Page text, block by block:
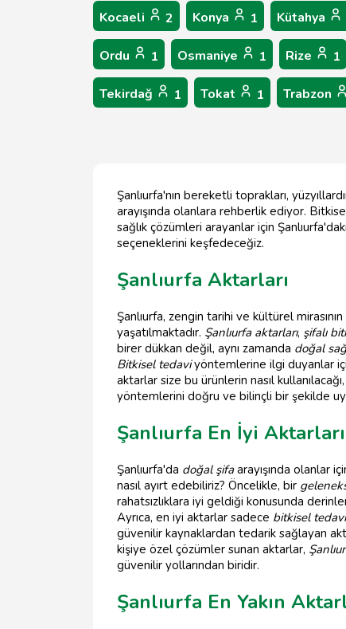
Kocaeli 2 Konya 1 Kütahya
Ordu 1 Osmaniye 1 Rize 1
Tekirdağ 1 Tokat 1 Trabzon
Şanlıurfa'nın bereketli toprakları,
arayışında olanlara rehberlik ediyor.
sağlık çözümleri arayanlar için
seçeneklerini keşfedeceğiz.
Şanlıurfa Aktarları
Şanlıurfa, zengin tarihi ve kültürel mirasının
yaşatılmaktadır. Şanlıurfa aktarları, şifalı
birer dükkan değil, aynı zamanda doğal
Bitkisel tedaviyöntemlerine ilgi duyanlar
aktarlar size bu ürünlerin nasıl
yöntemlerini doğru ve bilinçli bir şekilde
Şanlıurfa En İyi Aktarları
Şanlıurfa'da doğal şifaarayışında olanlar
nasıl ayırt edebiliriz? Öncelikle, bir
rahatsızlıklara iyi geldiği konusunda
Ayrıca, en iyi aktarlar sadece bitkisel tedavi
güvenilir kaynaklardan tedarik sağlayan
kişiye özel çözümler sunan aktarlar,
güvenilir yollarından biridir.
Şanlıurfa En Yakın